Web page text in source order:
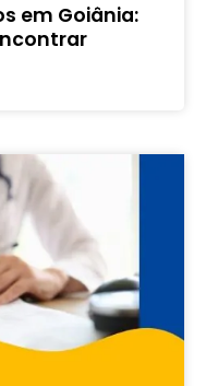
em Goiânia: